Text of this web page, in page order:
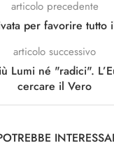
articolo precedente
per favorire tutto
articolo successivo
Lumi né "radici".
cercare il Vero